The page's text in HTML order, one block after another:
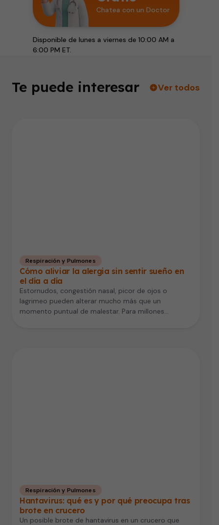
Chatea con un Doctor
Disponible de lunes a viernes de 10:00 AM a
6:00 PM ET.
Te puede interesar Ver todos
Respiración y Pulmones
Cómo aliviar la alergia sin sentir sueño en
el día a día
Estornudos, congestión nasal, picor de ojos o
lagrimeo pueden alterar mucho más que un
momento puntual de malestar. Para millones…
Respiración y Pulmones
Hantavirus: qué es y por qué preocupa tras
brote en crucero
Un posible brote de hantavirus en un crucero que